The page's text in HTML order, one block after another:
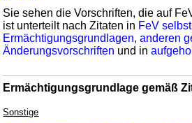
Sie sehen die Vorschriften, die auf
ist unterteilt nach Zitaten in FeV selbst
Ermächtigungsgrundlagen,anderen
Änderungsvorschriften und in
Ermächtigungsgrundlage gemäß
Sonstige